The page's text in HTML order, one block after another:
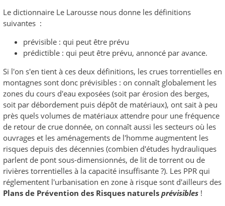
Le dictionnaire Le Larousse nous donne les définitions
suivantes :
prévisible : qui peut être prévu
prédictible : qui peut être prévu, annoncé par avance.
Si l'on s'en tient à ces deux définitions, les crues torrentielles en
montagnes sont donc prévisibles : on connaît globalement les
zones du cours d'eau exposées (soit par érosion des berges,
soit par débordement puis dépôt de matériaux), ont sait à peu
près quels volumes de matériaux attendre pour une fréquence
de retour de crue donnée, on connaît aussi les secteurs où les
ouvrages et les aménagements de l'homme augmentent les
risques depuis des décennies (combien d'études hydrauliques
parlent de pont sous-dimensionnés, de lit de torrent ou de
rivières torrentielles à la capacité insuffisante ?). Les PPR qui
réglementent l'urbanisation en zone à risque sont d'ailleurs des
Plans de Prévention des Risques naturels prévisibles !